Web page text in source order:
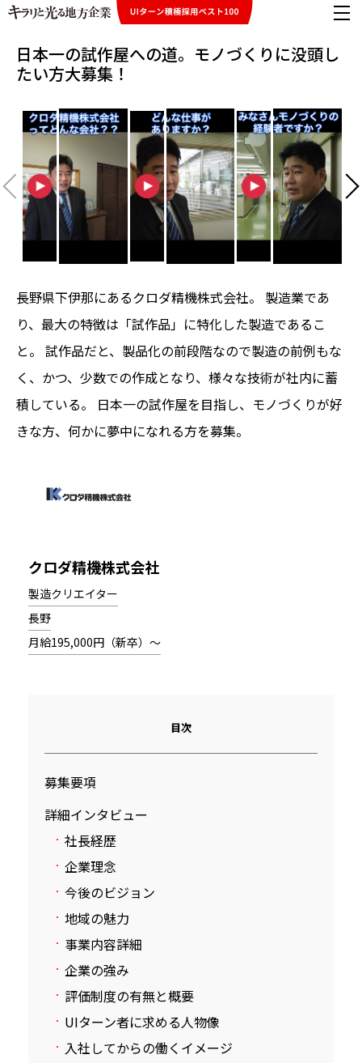
日本一の試作屋への道。モノづくりに没頭し
たい方大募集！
長野県下伊那にあるクロダ精機株式会社。 製造業であ
り、最大の特徴は「試作品」に特化した製造であるこ
と。 試作品だと、製品化の前段階なので製造の前例もな
く、かつ、少数での作成となり、様々な技術が社内に蓄
積している。 日本一の試作屋を目指し、モノづくりが好
きな方、何かに夢中になれる方を募集。
クロダ精機株式会社
製造クリエイター
長野
月給195,000円（新卒）～
目次
募集要項
詳細インタビュー
社長経歴
企業理念
今後のビジョン
地域の魅力
事業内容詳細
企業の強み
評価制度の有無と概要
UIターン者に求める人物像
入社してからの働くイメージ